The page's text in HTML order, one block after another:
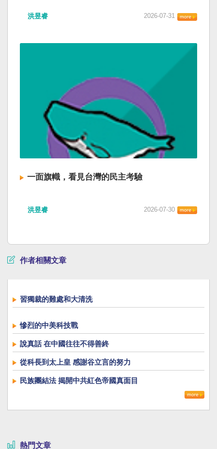
洪昱睿 2026-07-31
一面旗幟，看見台灣的民主考驗
洪昱睿 2026-07-30
作者相關文章
習獨裁的難處和大清洗
慘烈的中美科技戰
說真話 在中國往往不得善終
從科長到太上皇 感謝谷立言的努力
民族團結法 揭開中共紅色帝國真面目
熱門文章